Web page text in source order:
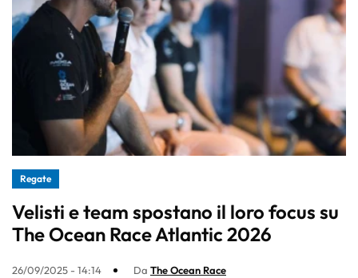
Regate
Velisti e team spostano il loro focus su
The Ocean Race Atlantic 2026
26/09/2025 - 14:14 Da The Ocean Race